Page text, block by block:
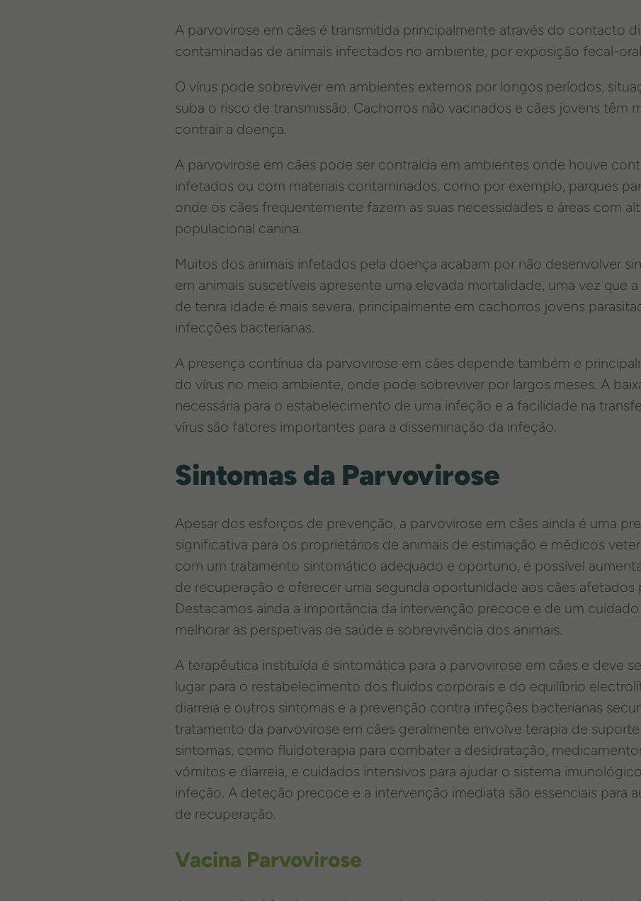
A parvovirose em cães é transmitida principalmente através do contacto
contaminadas de animais infectados no ambiente, por exposição fecal-
O vírus pode sobreviver em ambientes externos por longos períodos,
suba o risco de transmissão. Cachorros não vacinados e cães jovens têm
contrair a doença.
A parvovirose em cães pode ser contraída em ambientes onde houve
infetados ou com materiais contaminados, como por exemplo, parques
onde os cães frequentemente fazem as suas necessidades e áreas com
populacional canina.
Muitos dos animais infetados pela doença acabam por não desenvolver
em animais suscetíveis apresente uma elevada mortalidade, uma vez que
de tenra idade é mais severa, principalmente em cachorros jovens
infecções bacterianas.
A presença contínua da parvovirose em cães depende também e
do vírus no meio ambiente, onde pode sobreviver por largos meses. A
necessária para o estabelecimento de uma infeção e a facilidade na
vírus são fatores importantes para a disseminação da infeção.
Sintomas da Parvovirose
Apesar dos esforços de prevenção, a parvovirose em cães ainda é uma
significativa para os proprietários de animais de estimação e médicos
com um tratamento sintomático adequado e oportuno, é possível
de recuperação e oferecer uma segunda oportunidade aos cães afetados
Destacamos ainda a importância da intervenção precoce e de um
melhorar as perspetivas de saúde e sobrevivência dos animais.
A terapêutica instituída é sintomática para a parvovirose em cães e deve
lugar para o restabelecimento dos fluidos corporais e do equilíbrio
diarreia e outros sintomas e a prevenção contra infeções bacterianas
tratamento da parvovirose em cães geralmente envolve terapia de
sintomas, como fluidoterapia para combater a desidratação,
vómitos e diarreia, e cuidados intensivos para ajudar o sistema
infeção. A deteção precoce e a intervenção imediata são essenciais para
de recuperação.
Vacina Parvovirose